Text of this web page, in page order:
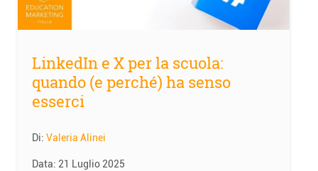
LinkedIn e X per la scuola:
quando (e perché) ha senso
esserci
Di: Valeria Alinei
Data: 21 Luglio 2025